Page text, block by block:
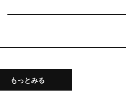
もっとみる